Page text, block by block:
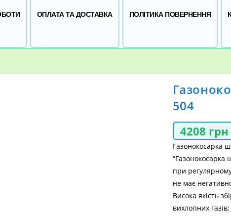
ОПЛАТА ТА ДОСТАВКА ПОЛІТИКА ПОВЕРНЕННЯ
504
4208 грн
Газонокосарка
“Газонокосарка
при
не має
Висока якість
вихлопних